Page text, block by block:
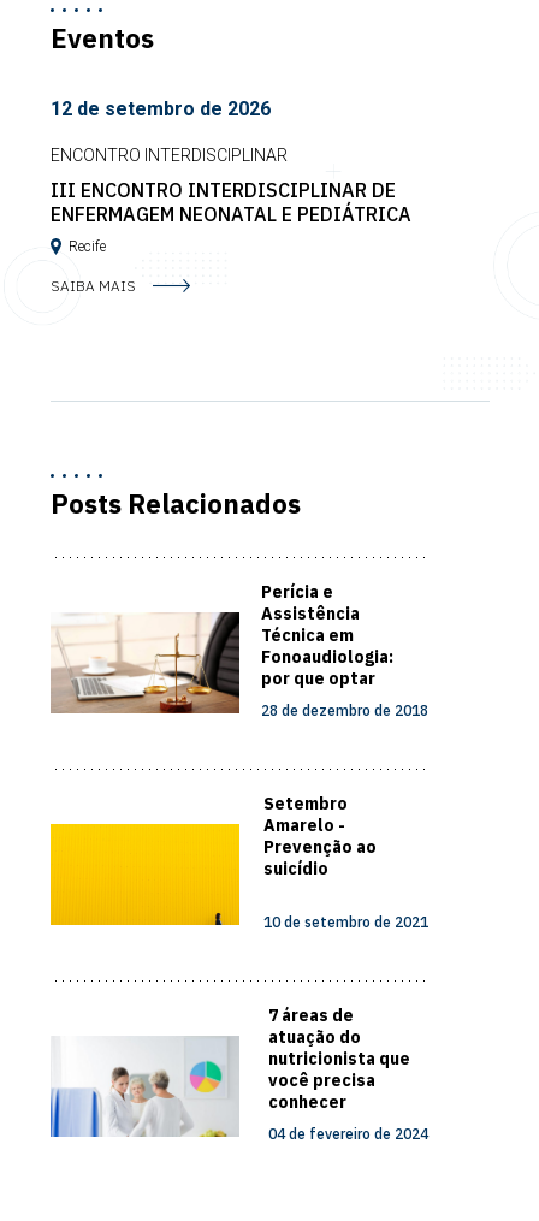
Eventos
12 de setembro de 2026
ENCONTRO INTERDISCIPLINAR
III ENCONTRO INTERDISCIPLINAR DE
ENFERMAGEM NEONATAL E PEDIÁTRICA
Recife
SAIBA MAIS
Posts Relacionados
Perícia e
Assistência
Técnica em
Fonoaudiologia:
por que optar
pela
especialização?
28 de dezembro de 2018
Setembro
Amarelo -
Prevenção ao
suicídio
10 de setembro de 2021
7 áreas de
atuação do
nutricionista que
você precisa
conhecer
04 de fevereiro de 2024